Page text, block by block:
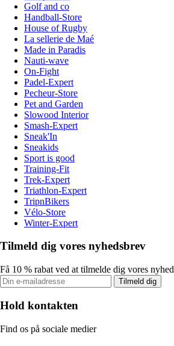
Golf and co
Handball-Store
House of Rugby
La sellerie de Maé
Made in Paradis
Nauti-wave
On-Fight
Padel-Expert
Pecheur-Store
Pet and Garden
Slowood Interior
Smash-Expert
Sneak'In
Sneakids
Sport is good
Training-Fit
Trek-Expert
Triathlon-Expert
TripnBikers
Vélo-Store
Winter-Expert
Tilmeld dig vores nyhedsbrev
Få 10 % rabat ved at tilmelde dig vores
Tilmeld dig
Hold kontakten
Find os på sociale medier